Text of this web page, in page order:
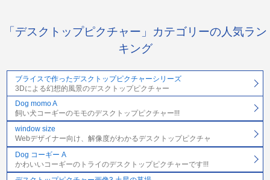
「デスクトップピクチャー」カテゴリーの人気ラン
キング
ブライスで作ったデスクトップピクチャーシリーズ
3Dによる幻想的風景のデスクトップピクチャー
Dog momo A
飼い犬コーギーのモモのデスクトップピクチャー!!!
window size
Webデザイナー向け、解像度がわかるデスクトップピクチャ
Dog コーギー A
かわいいコーギーのトライのデスクトップピクチャーです!!!